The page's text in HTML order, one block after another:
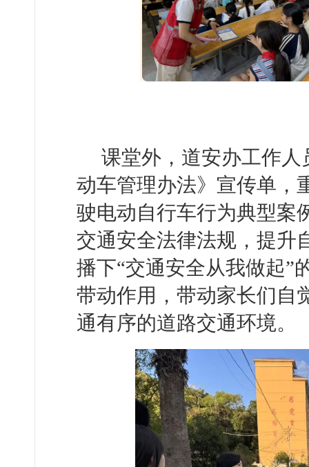
课堂外，道安办工作
动车管理办法》宣传单，
驶电动自行车行为典型案
交通安全法律法规，提升
播下“交通安全从我做起”
带动作用，带动家长们自
通有序的道路交通环境。